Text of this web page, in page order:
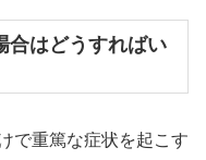
合はどうすればい
で重篤な症状を起こす